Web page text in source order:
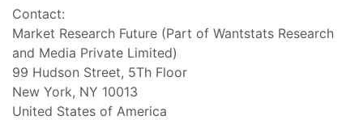
Contact:
Market Research Future (Part of Wantstats Research
and Media Private Limited)
99 Hudson Street, 5Th Floor
New York, NY 10013
United States of America